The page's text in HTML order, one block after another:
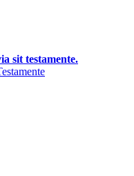
sit testamente.